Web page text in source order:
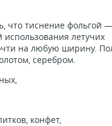
что тиснение фольгой —
летучих
на любую ширину.
серебром.
конфет,